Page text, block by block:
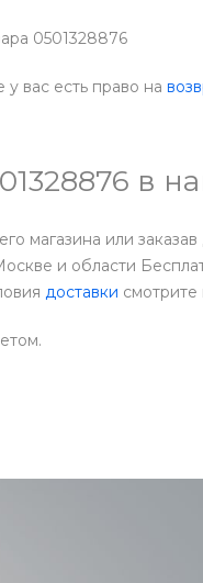
0501328876
вас есть право на
в
магазина или
и области
доставки смотрите